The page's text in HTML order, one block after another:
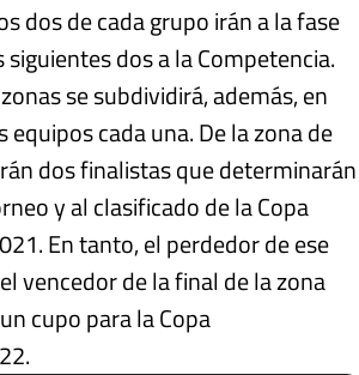
dos de cada grupo irán a la fase
dos a la Competencia.
se subdividirá, además, en
equipos cada una. De la zona de
dos finalistas que determinarán
y al clasificado de la Copa
En tanto, el perdedor de ese
vencedor de la final de la zona
cupo para la Copa